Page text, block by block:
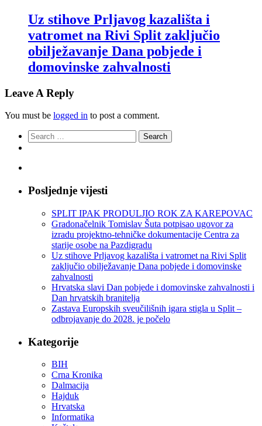
Uz stihove Prljavog kazališta i
vatromet na Rivi Split zaključio
obilježavanje Dana pobjede i
domovinske zahvalnosti
Leave A Reply
You must be logged in to post a comment.
Search
for:
Posljednje vijesti
SPLIT IPAK PRODULJIO ROK ZA KAREPOVAC
Gradonačelnik Tomislav Šuta potpisao ugovor za
izradu projektno-tehničke dokumentacije Centra za
starije osobe na Pazdigradu
Uz stihove Prljavog kazališta i vatromet na Rivi Split
zaključio obilježavanje Dana pobjede i domovinske
zahvalnosti
Hrvatska slavi Dan pobjede i domovinske zahvalnosti i
Dan hrvatskih branitelja
Zastava Europskih sveučilišnih igara stigla u Split –
odbrojavanje do 2028. je počelo
Kategorije
BIH
Crna Kronika
Dalmacija
Hajduk
Hrvatska
Informatika